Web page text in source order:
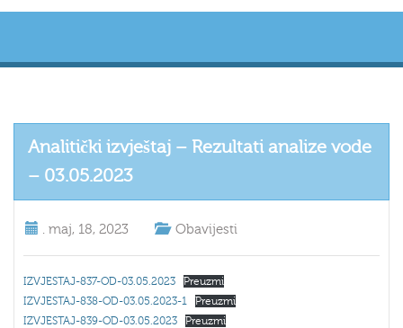
Analitički izvještaj – Rezultati analize vode
– 03.05.2023
. maj, 18, 2023 Obavijesti
IZVJESTAJ-837-OD-03.05.2023
Preuzmi
IZVJESTAJ-838-OD-03.05.2023-1
Preuzmi
IZVJESTAJ-839-OD-03.05.2023
Preuzmi